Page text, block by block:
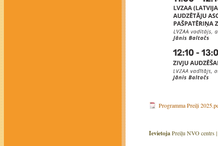
Programma Preiļi
IevietojaPreiļu NVO centrs |